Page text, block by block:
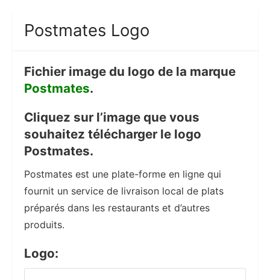
Postmates Logo
Fichier image du logo de la marque
Postmates.
Cliquez sur l’image que vous
souhaitez télécharger le logo
Postmates.
Postmates est une plate-forme en ligne qui
fournit un service de livraison local de plats
préparés dans les restaurants et d’autres
produits.
Logo: